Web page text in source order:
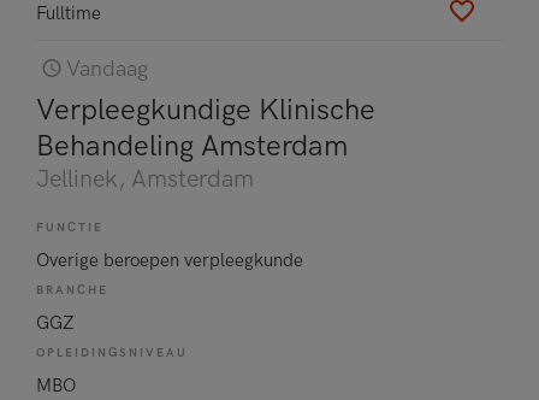
Fulltime
Vandaag
Verpleegkundige Klinische
Behandeling Amsterdam
Jellinek, Amsterdam
FUNCTIE
Overige beroepen verpleegkunde
BRANCHE
GGZ
OPLEIDINGSNIVEAU
MBO